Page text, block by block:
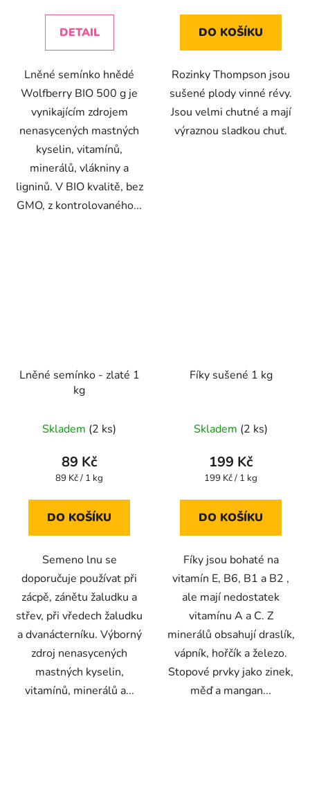
DETAIL
Lněné semínko hnědé
Wolfberry BIO 500 g je
vynikajícím zdrojem
nenasycených mastných
kyselin, vitamínů,
minerálů, vlákniny a
ligninů. V BIO kvalitě, bez
GMO, z kontrolovaného...
z
DO KOŠÍKU
Rozinky Thompson jsou
sušené plody vinné révy.
Jsou velmi chutné a mají
výraznou sladkou chuť.
Lněné semínko - zlaté 1
kg
hodnocení
produktu
je
z
Skladem (2 ks)
89 Kč
Měrná
89 Kč / 1 kg
DO KOŠÍKU
Semeno lnu se
doporučuje používat při
zácpě, zánětu žaludku a
střev, při vředech žaludku
a dvanácterníku. Výborný
zdroj nenasycených
mastných kyselin,
vitamínů, minerálů a...
Fíky sušené 1 kg
hodnocení
produktu
je
z
Skladem (2 ks)
199 Kč
Měrná
199 Kč / 1 kg
DO KOŠÍKU
Fíky jsou bohaté na
vitamín E, B6, B1 a B2 ,
ale mají nedostatek
vitamínu A a C. Z
minerálů obsahují draslík,
vápník, hořčík a železo.
Stopové prvky jako zinek,
měď a mangan...